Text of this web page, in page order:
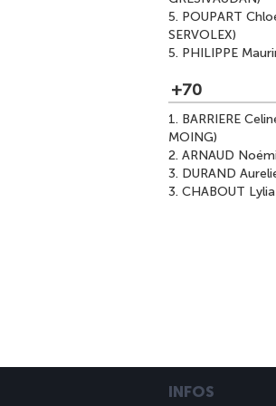
5. POUPART
SERVOLEX)
5. PHILIPPE
+70
1. BARRIERE
MOING)
2. ARNAUD
3. DURAND
3. CHABOUT
INFOS